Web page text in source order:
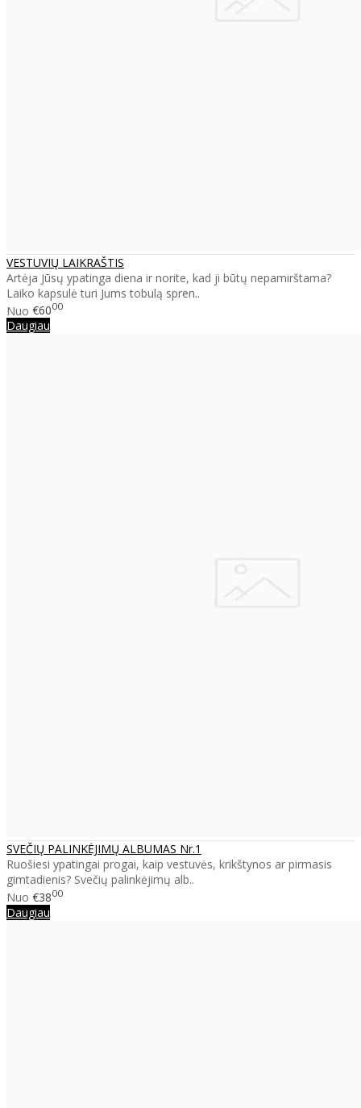
VESTUVIŲ LAIKRAŠTIS
Artėja Jūsų ypatinga diena ir norite, kad ji būtų nepamirštama?
Laiko kapsulė turi Jums tobulą spren..
Nuo €6000
Daugiau
SVEČIŲ PALINKĖJIMŲ ALBUMAS Nr.1
Ruošiesi ypatingai progai, kaip vestuvės, krikštynos ar pirmasis
gimtadienis? Svečių palinkėjimų alb..
Nuo €3800
Daugiau